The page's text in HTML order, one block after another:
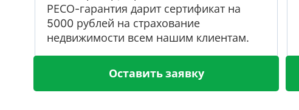
РЕСО-гарантия дарит сертификат на
5000 рублей на страхование
недвижимости всем нашим клиентам.
Оставить заявку